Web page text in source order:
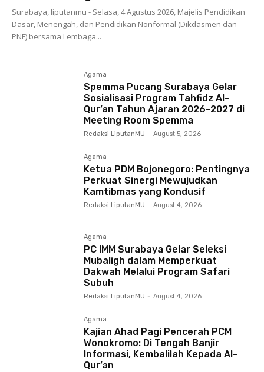
Surabaya, liputanmu - Selasa, 4 Agustus 2026, Majelis Pendidikan
Dasar, Menengah, dan Pendidikan Nonformal (Dikdasmen dan
PNF) bersama Lembaga...
Agama
Spemma Pucang Surabaya Gelar
Sosialisasi Program Tahfidz Al-
Qur’an Tahun Ajaran 2026–2027 di
Meeting Room Spemma
Redaksi LiputanMU - August 5, 2026
Agama
Ketua PDM Bojonegoro: Pentingnya
Perkuat Sinergi Mewujudkan
Kamtibmas yang Kondusif
Redaksi LiputanMU - August 4, 2026
Agama
PC IMM Surabaya Gelar Seleksi
Mubaligh dalam Memperkuat
Dakwah Melalui Program Safari
Subuh
Redaksi LiputanMU - August 4, 2026
Agama
Kajian Ahad Pagi Pencerah PCM
Wonokromo: Di Tengah Banjir
Informasi, Kembalilah Kepada Al-
Qur’an